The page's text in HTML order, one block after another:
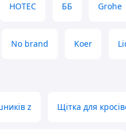
HOTEC ББ Grohe
No brand Koer
z Щітка для